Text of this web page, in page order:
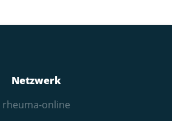
Netzwerk
rheuma-online